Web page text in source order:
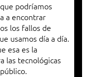
podríamos
a encontrar
los fallos de
usamos día a día.
esa es la
las tecnológicas